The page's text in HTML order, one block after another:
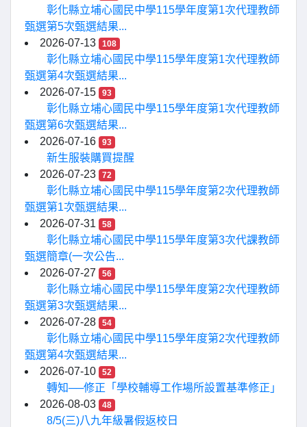
彰化縣立埔心國民中學115學年度第1次代理教師
甄選第5次甄選結果...
2026-07-13
108
彰化縣立埔心國民中學115學年度第1次代理教師
甄選第4次甄選結果...
2026-07-15
93
彰化縣立埔心國民中學115學年度第1次代理教師
甄選第6次甄選結果...
2026-07-16
93
新生服裝購買提醒
2026-07-23
72
彰化縣立埔心國民中學115學年度第2次代理教師
甄選第1次甄選結果...
2026-07-31
58
彰化縣立埔心國民中學115學年度第3次代課教師
甄選簡章(一次公告...
2026-07-27
56
彰化縣立埔心國民中學115學年度第2次代理教師
甄選第3次甄選結果...
2026-07-28
54
彰化縣立埔心國民中學115學年度第2次代理教師
甄選第4次甄選結果...
2026-07-10
52
轉知──修正「學校輔導工作場所設置基準修正」
2026-08-03
48
8/5(三)八九年級暑假返校日